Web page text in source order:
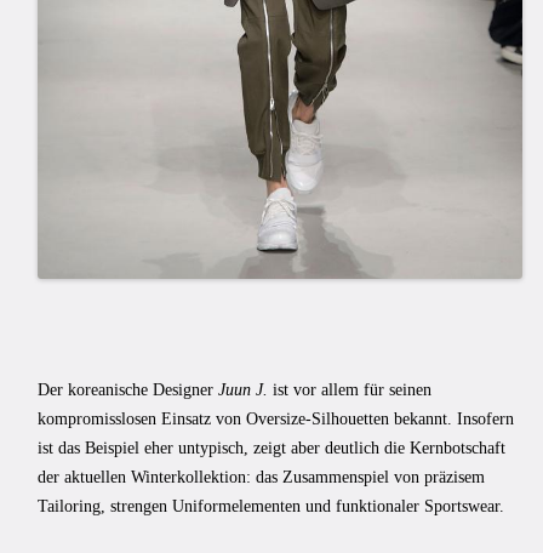
Der koreanische Designer Juun J. ist vor allem für seinen
kompromisslosen Einsatz von Oversize-Silhouetten bekannt. Insofern
ist das Beispiel eher untypisch, zeigt aber deutlich die Kernbotschaft
der aktuellen Winterkollektion: das Zusammenspiel von präzisem
Tailoring, strengen Uniformelementen und funktionaler Sportswear.